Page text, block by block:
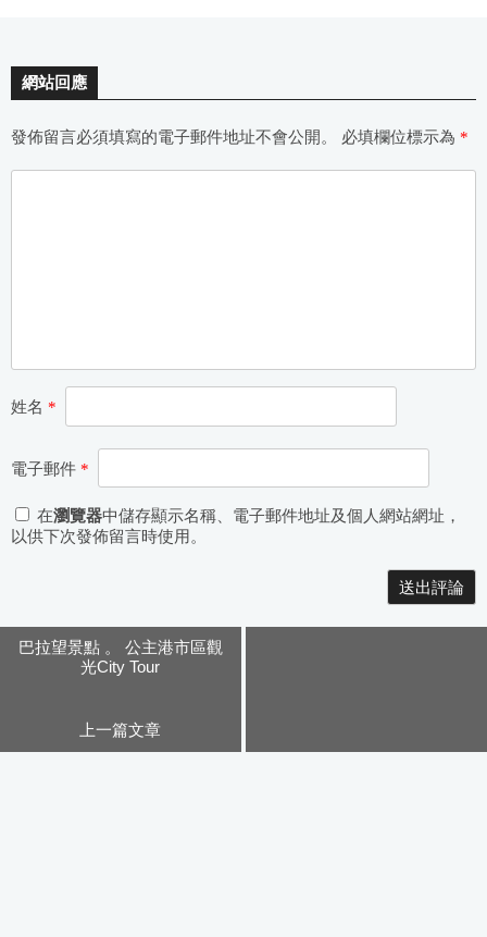
網站回應
發佈留言必須填寫的電子郵件地址不會公開。 必填欄位標示為 *
姓名 *
電子郵件 *
在瀏覽器中儲存顯示名稱、電子郵件地址及個人網站網址，
以供下次發佈留言時使用。
巴拉望景點 。 公主港市區觀
光City Tour
上一篇文章